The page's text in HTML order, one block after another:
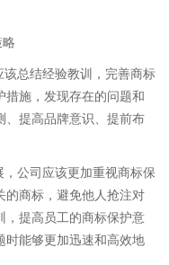
总结经验教训，完善商标
施，发现存在的问题和
、提高品牌意识、提前布
公司应该更加重视商标保
的商标，避免他人抢注对
，提高员工的商标保护意
时能够更加迅速和高效地